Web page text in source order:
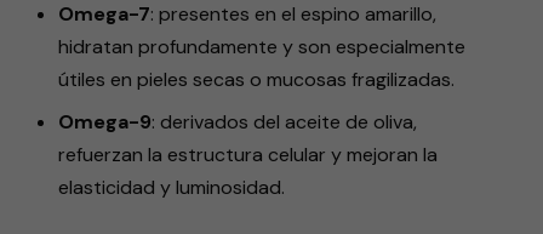
Omega-7: presentes en el espino amarillo,
hidratan profundamente y son especialmente
útiles en pieles secas o mucosas fragilizadas.
Omega-9: derivados del aceite de oliva,
refuerzan la estructura celular y mejoran la
elasticidad y luminosidad.